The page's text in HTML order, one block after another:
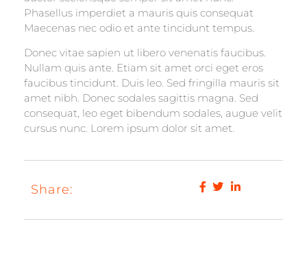
Phasellus imperdiet a mauris quis consequat
Maecenas nec odio et ante tincidunt tempus.
Donec vitae sapien ut libero venenatis faucibus.
Nullam quis ante. Etiam sit amet orci eget eros
faucibus tincidunt. Duis leo. Sed fringilla mauris sit
amet nibh. Donec sodales sagittis magna. Sed
consequat, leo eget bibendum sodales, augue velit
cursus nunc. Lorem ipsum dolor sit amet.
Share: